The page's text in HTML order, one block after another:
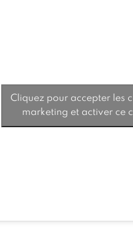
Cliquez pour accepter les
marketing et activer ce